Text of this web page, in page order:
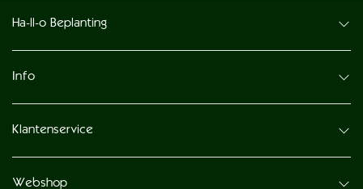
Ha-ll-o Beplanting
Info
Klantenservice
Webshop